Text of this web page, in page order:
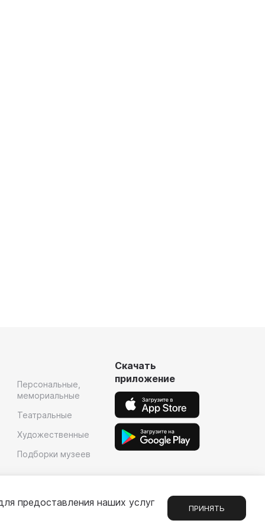
Персональные,
мемориальные
Театральные
Художественные
Подборки музеев
Скачать
приложение
предоставления наших услуг
ПРИНЯТЬ